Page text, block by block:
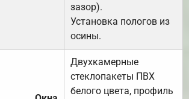
зазор).
Установка пологов из
осины.
Двухкамерные
стеклопакеты ПВХ
белого цвета, профиль